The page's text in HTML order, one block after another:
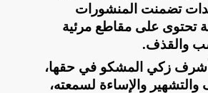
تضمنت المنشورات
تحتوى على مقاطع مرئية
والقذف.
أشرف زكي المشكو في حقها،
والإساءة لسمعته،